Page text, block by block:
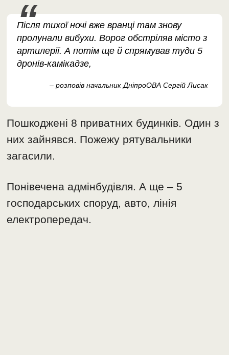
Після тихої ночі вже вранці там знову
пролунали вибухи. Ворог обстріляв місто з
артилерії. А потім ще й спрямував туди 5
дронів-камікадзе,
– розповів начальник ДніпроОВА Сергій Лисак
Пошкоджені 8 приватних будинків. Один з
них зайнявся. Пожежу рятувальники
загасили.
Понівечена адмінбудівля. А ще – 5
господарських споруд, авто, лінія
електропередач.